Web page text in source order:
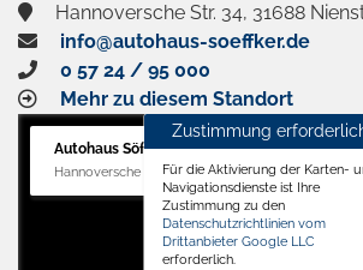
Hannoversche Str. 34, 31688
info@autohaus-soeffker.de
0 57 24 / 95 000
Mehr zu diesem Standort
Autohaus Söffker GmbH
Hannoversche Str. 34, 31688 Nienstädt
Zustimmung
Für die Aktivierung der Karten-
Navigationsdienste ist Ihre
Zustimmung zu den
Datenschutzrichtlinien vom
Drittanbieter Google LLC
erforderlich.